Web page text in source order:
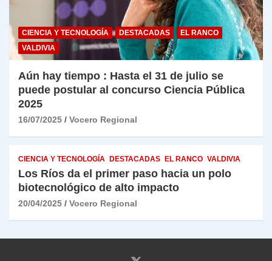
CIENCIA Y TECNOLOGÍA DESTACADAS
EL RANCO
VALDIVIA
Aún hay tiempo : Hasta el 31 de julio se
puede postular al concurso Ciencia Pública
2025
16/07/2025 Vocero Regional
CIENCIA Y TECNOLOGÍA DESTACADAS EL RANCO VALDIVIA
Los Ríos da el primer paso hacia un polo
biotecnológico de alto impacto
20/04/2025 Vocero Regional